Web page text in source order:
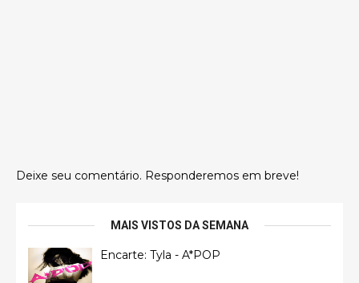
Deixe seu comentário. Responderemos em breve!
MAIS VISTOS DA SEMANA
Encarte: Tyla - A*POP